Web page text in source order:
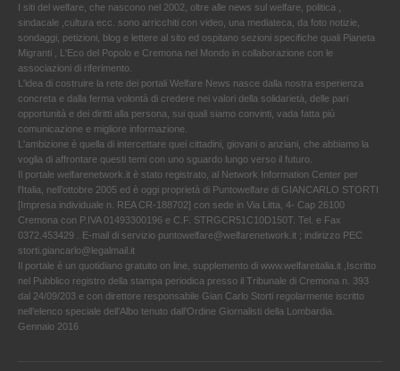
I siti del welfare, che nascono nel 2002, oltre alle news sul welfare, politica ,
sindacale ,cultura ecc. sono arricchiti con video, una mediateca, da foto notizie,
sondaggi, petizioni, blog e lettere al sito ed ospitano sezioni specifiche quali Pianeta
Migranti , L'Eco del Popolo e Cremona nel Mondo in collaborazione con le
associazioni di riferimento.
L'idea di costruire la rete dei portali Welfare News nasce dalla nostra esperienza
concreta e dalla ferma volontà di credere nei valori della solidarietà, delle pari
opportunità e dei diritti alla persona, sui quali siamo convinti, vada fatta più
comunicazione e migliore informazione.
L'ambizione è quella di intercettare quei cittadini, giovani o anziani, che abbiamo la
voglia di affrontare questi temi con uno sguardo lungo verso il futuro.
Il portale welfarenetwork.it è stato registrato, al Network Information Center per
l'Italia, nell’ottobre 2005 ed è oggi proprietà di Puntowelfare di GIANCARLO STORTI
[Impresa individuale n. REA CR-188702] con sede in Via Litta, 4- Cap 26100
Cremona con P.IVA 01493300196 e C.F. STRGCR51C10D150T. Tel. e Fax
0372.453429 . E-mail di servizio puntowelfare@welfarenetwork.it ; indirizzo PEC
storti.giancarlo@legalmail.it
Il portale è un quotidiano gratuito on line, supplemento di www.welfareitalia.it ,Iscritto
nel Pubblico registro della stampa periodica presso il Tribunale di Cremona n. 393
dal 24/09/203 e con direttore responsabile Gian Carlo Storti regolarmente iscritto
nell’elenco speciale dell’Albo tenuto dall’Ordine Giornalisti della Lombardia.
Gennaio 2016